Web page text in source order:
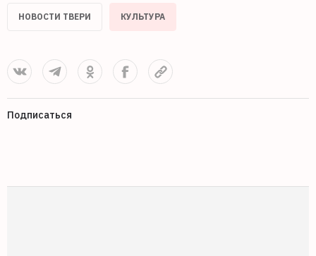
НОВОСТИ ТВЕРИ КУЛЬТУРА
Подписаться